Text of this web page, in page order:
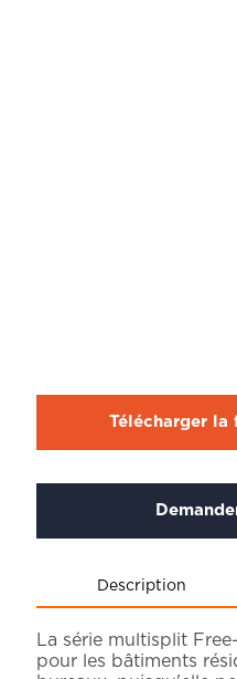
Télécharger la
Description
La série multisplit
pour les bâtiments